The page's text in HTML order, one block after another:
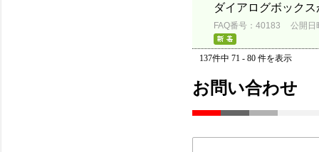
ダイアログボック
FAQ番号：40183 公開日
137件中 71 - 80 件を表示
お問い合わせ